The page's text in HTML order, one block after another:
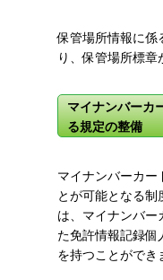
保管場所情報に係
り、保管場所標章
マイナンバーカ
る規定の整備
マイナンバーカー
とが可能となる
は、マイナンバー
た免許情報記録個
を持つことができ